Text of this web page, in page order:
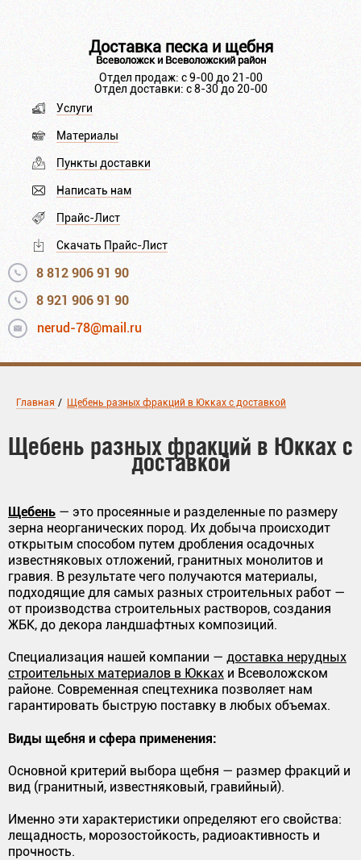
Доставка песка и щебня
Всеволожск и Всеволожский район
Отдел продаж: с 9-00 до 21-00
Отдел доставки: с 8-30 до 20-00
Услуги
Материалы
Пункты доставки
Написать нам
Прайс-Лист
Скачать Прайс-Лист
8 812 906 91 90
8 921 906 91 90
nerud-78@mail.ru
Главная / Щебень разных фракций в Юкках с доставкой
Щебень разных фракций в Юкках с
доставкой
Щебень — это просеянные и разделенные по размеру
зерна неорганических пород. Их добыча происходит
открытым способом путем дробления осадочных
известняковых отложений, гранитных монолитов и
гравия. В результате чего получаются материалы,
подходящие для самых разных строительных работ —
от производства строительных растворов, создания
ЖБК, до декора ландшафтных композиций.
Специализация нашей компании — доставка нерудных
строительных материалов в Юкках и Всеволожском
районе. Современная спецтехника позволяет нам
гарантировать быструю поставку в любых объемах.
Виды щебня и сфера применения:
Основной критерий выбора щебня — размер фракций и
вид (гранитный, известняковый, гравийный).
Именно эти характеристики определяют его свойства:
лещадность, морозостойкость, радиоактивность и
прочность.